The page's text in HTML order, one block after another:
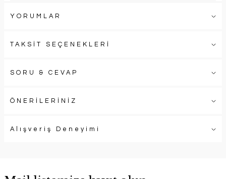
YORUMLAR
TAKSİT SEÇENEKLERİ
SORU & CEVAP
ÖNERİLERİNİZ
Alışveriş Deneyimi